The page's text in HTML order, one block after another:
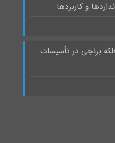
و کاربردها
فلکه برنجی در تأسیسات